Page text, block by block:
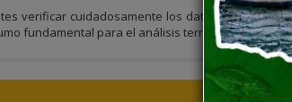
verificar cuidadosamente los datos
fundamental para el análisis territorial y la